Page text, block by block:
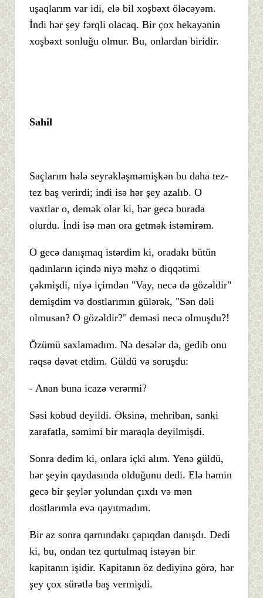
uşaqlarım var idi, elə bil xoşbəxt öləcəyəm.
İndi hər şey fərqli olacaq. Bir çox hekayənin
xoşbəxt sonluğu olmur. Bu, onlardan biridir.
Sahil
Saçlarım hələ seyrəkləşməmişkən bu daha tez-
tez baş verirdi; indi isə hər şey azalıb. O
vaxtlar o, demək olar ki, hər gecə burada
olurdu. İndi isə mən ora getmək istəmirəm.
O gecə danışmaq istərdim ki, oradakı bütün
qadınların içində niyə məhz o diqqətimi
çəkmişdi, niyə içimdən "Vay, necə də gözəldir"
demişdim və dostlarımın gülərək, "Sən dəli
olmusan? O gözəldir?" deməsi necə olmuşdu?!
Özümü saxlamadım. Nə desələr də, gedib onu
rəqsə dəvət etdim. Güldü və soruşdu:
- Anan buna icazə verərmi?
Səsi kobud deyildi. Əksinə, mehriban, sanki
zarafatla, səmimi bir maraqla deyilmişdi.
Sonra dedim ki, onlara içki alım. Yenə güldü,
hər şeyin qaydasında olduğunu dedi. Elə həmin
gecə bir şeylər yolundan çıxdı və mən
dostlarımla evə qayıtmadım.
Bir az sonra qarnındakı çapıqdan danışdı. Dedi
ki, bu, ondan tez qurtulmaq istəyən bir
kapitanın işidir. Kapitanın öz dediyinə görə, hər
şey çox sürətlə baş vermişdi.